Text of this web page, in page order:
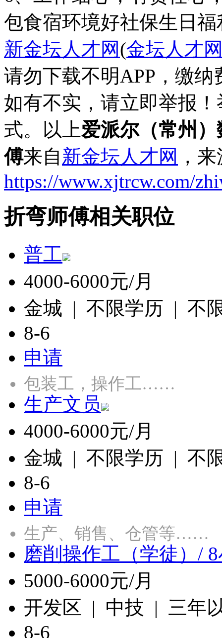
包食宿环境好社保生日福
新金坛人才网(金坛人才
请勿下载不明APP，缴
如有不实，请立即举报
式。以上爱派尔（常州
傅来自新金坛人才网 ，
https://www.xjtrcw.com/
折弯师傅相关职位
普工
4000-6000元/月
金城 | 不限学历 | 不
8-6
申请
包装工，操作工……
生产文员
4000-6000元/月
金城 | 不限学历 | 不
8-6
申请
生产、销售、仓管等……
磨削操作工（学徒）/
5000-6000元/月
开发区 | 中技 | 三年
8-6